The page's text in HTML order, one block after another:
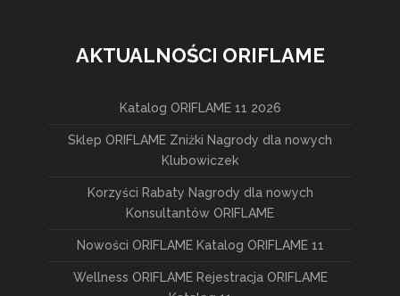
AKTUALNOŚCI ORIFLAME
Katalog ORIFLAME 11 2026
Sklep ORIFLAME Zniżki Nagrody dla nowych
Klubowiczek
Korzyści Rabaty Nagrody dla nowych
Konsultantów ORIFLAME
Nowości ORIFLAME Katalog ORIFLAME 11
Wellness ORIFLAME Rejestracja ORIFLAME